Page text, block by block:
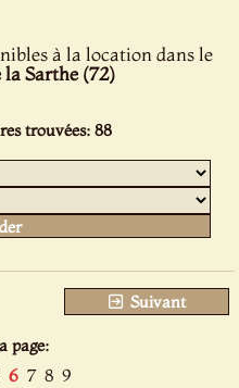
à la location dans le
la Sarthe (72)
trouvées: 88
Suivant
page:
6 7 8 9